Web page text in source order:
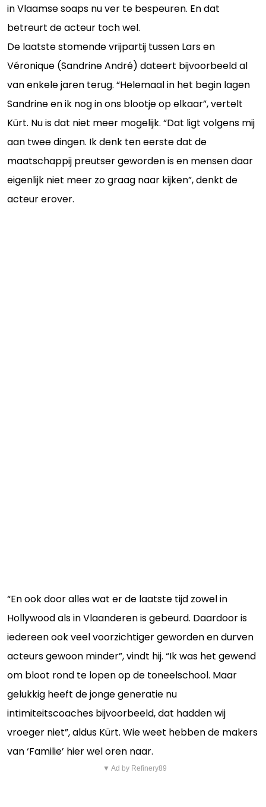
in Vlaamse soaps nu ver te bespeuren. En dat
betreurt de acteur toch wel.
De laatste stomende vrijpartij tussen Lars en
Véronique (Sandrine André) dateert bijvoorbeeld al
van enkele jaren terug. “Helemaal in het begin lagen
Sandrine en ik nog in ons blootje op elkaar”, vertelt
Kürt. Nu is dat niet meer mogelijk. “Dat ligt volgens mij
aan twee dingen. Ik denk ten eerste dat de
maatschappij preutser geworden is en mensen daar
eigenlijk niet meer zo graag naar kijken”, denkt de
acteur erover.
“En ook door alles wat er de laatste tijd zowel in
Hollywood als in Vlaanderen is gebeurd. Daardoor is
iedereen ook veel voorzichtiger geworden en durven
acteurs gewoon minder”, vindt hij. “Ik was het gewend
om bloot rond te lopen op de toneelschool. Maar
gelukkig heeft de jonge generatie nu
intimiteitscoaches bijvoorbeeld, dat hadden wij
vroeger niet”, aldus Kürt. Wie weet hebben de makers
van ‘Familie’ hier wel oren naar.
▼ Ad by Refinery89